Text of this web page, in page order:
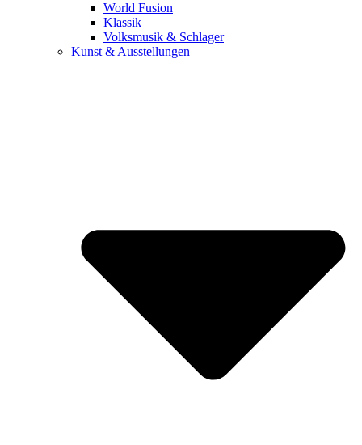
World Fusion
Klassik
Volksmusik & Schlager
Kunst & Ausstellungen